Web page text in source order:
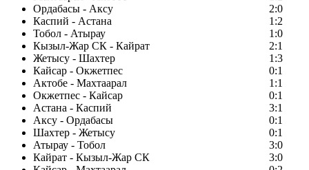
Ордабасы - Аксу
2:0
Каспий - Астана
1:2
Тобол - Атырау
1:0
Кызыл-Жар СК - Кайрат
2:1
Жетысу - Шахтер
1:3
Кайсар - Окжетпес
0:1
Актобе - Махтаарал
1:1
Окжетпес - Кайсар
0:1
Астана - Каспий
3:1
Аксу - Ордабасы
0:1
Шахтер - Жетысу
0:1
Атырау - Тобол
3:0
Кайрат - Кызыл-Жар СК
3:0